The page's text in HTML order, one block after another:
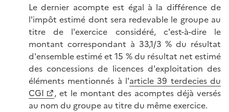
Le dernier acompte est égal à la différence de
l'impôt estimé dont sera redevable le groupe au
titre de l'exercice considéré, c'est-à-dire le
montant correspondant à 33,1/3 % du résultat
d'ensemble estimé et 15 % du résultat net estimé
des concessions de licences d'exploitation des
éléments mentionnés à l'article 39 terdecies du
CGI
, et le montant des acomptes déjà versés
au nom du groupe au titre du même exercice.